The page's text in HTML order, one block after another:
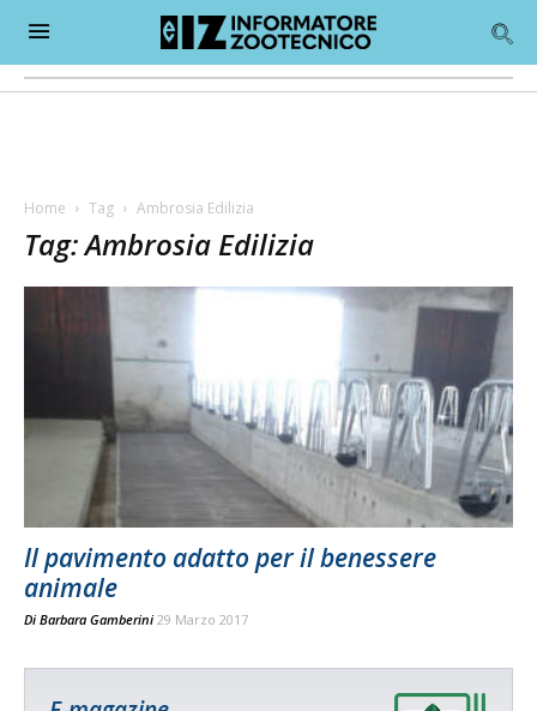
Home Tag Ambrosia Edilizia
Tag: Ambrosia Edilizia
Il pavimento adatto per il benessere
animale
Di Barbara Gamberini 29 Marzo 2017